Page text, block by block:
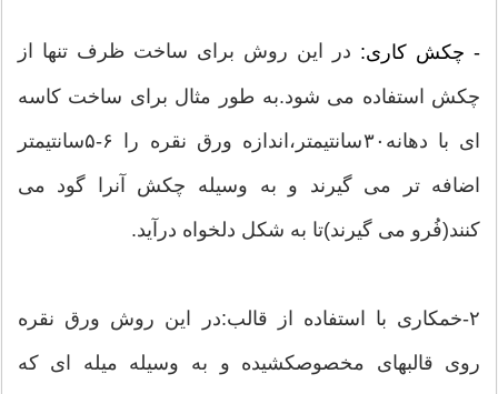
- چکش کاری: در این روش برای ساخت ظرف تنها از
چکش استفاده می شود.به طور مثال برای ساخت کاسه
ای با دهانه۳۰سانتیمتر،اندازه ورق نقره را ۶-۵سانتیمتر
اضافه تر می گیرند و به وسیله چکش آنرا گود می
کنند(فُرو می گیرند)تا به شکل دلخواه درآید.
۲-خمکاری با استفاده از قالب:در این روش ورق نقره
روی قالبهای مخصوصکشیده و به وسیله میله ای که